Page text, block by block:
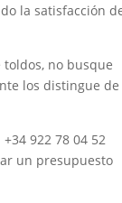
la satisfacción
no busque
los distingue
922 78 04 52
un presupuesto